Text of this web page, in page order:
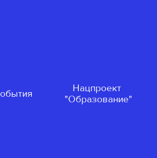
Нацпроект
"Образование"